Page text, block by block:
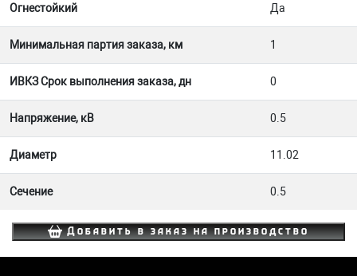
Огнестойкий Да
Минимальная партия заказа, км 1
ИВКЗ Срок выполнения заказа, дн 0
Напряжение, кВ 0.5
Диаметр 11.02
Сечение 0.5
Добавить в заказ на производство